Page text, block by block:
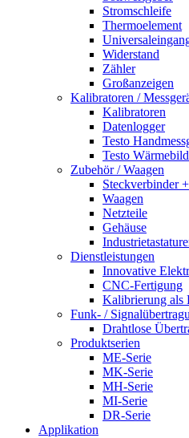
Stromschleife
Thermoelement
Widerstand
Zähler
Großanzeigen
Kalibratoren /
Kalibratoren
Datenlogger
Testo
Testo
Zubehör / Waagen
Steckverbinder
Waagen
Netzteile
Gehäuse
Dienstleistungen
Innovative
CNC-Fertigung
Kalibrierung als
Funk- /
Drahtlose
Produktserien
ME-Serie
MK-Serie
MH-Serie
MI-Serie
DR-Serie
Applikation